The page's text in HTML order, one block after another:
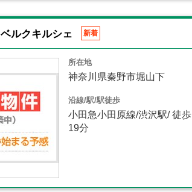
ベルクキルシェ 新着
所在地
神奈川県秦野市堀山下
沿線/駅/駅徒歩
小田急小田原線/渋沢駅/ 徒歩
19分